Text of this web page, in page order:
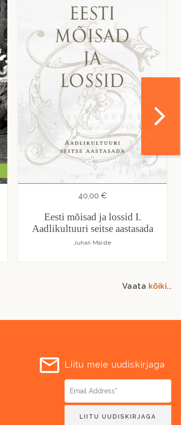
40,00 €
Eesti mõisad ja lossid I.
Aadlikultuuri seitse aastasada
Juhan Maiste
Vaata kõiki..
Liitu meie uudiskirjaga